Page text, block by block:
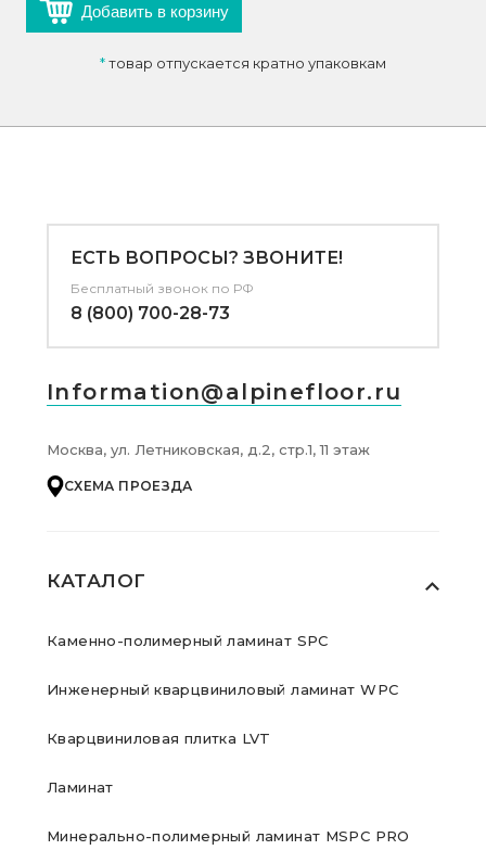
Добавить в корзину
*товар отпускается кратно упаковкам
КАТАЛОГ
Каменно-полимерный ламинат SPC
Инженерный кварцвиниловый ламинат WPC
Кварцвиниловая плитка LVT
Ламинат
Минерально-полимерный ламинат MSPC PRO
ЕСТЬ ВОПРОСЫ? ЗВОНИТЕ!
Бесплатный звонок по РФ
8 (800) 700-28-73
Information@alpinefloor.ru
Москва, ул. Летниковская, д.2, стр.1, 11 этаж
СХЕМА ПРОЕЗДА